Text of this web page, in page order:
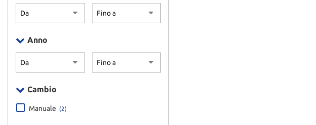
Anno
Cambio
Manuale (2)